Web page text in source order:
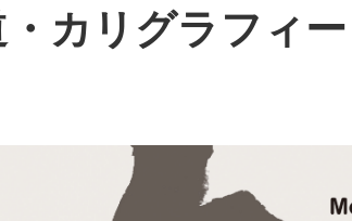
・カリグラフ